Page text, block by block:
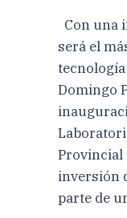
Con una
será el
Domingo
Provincial
inversión
parte de